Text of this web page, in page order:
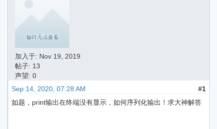
加入于: Nov 19, 2019
帖子: 13
声望: 0
Sep 14, 2020, 07:28 AM
#1
如题，print输出在终端没有显示，如何序列化输出！求大神解答